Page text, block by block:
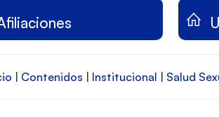
| Contenidos | Institucional | Salud